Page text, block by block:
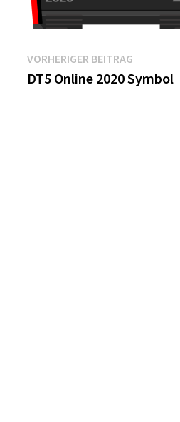
Beitragsnavigation
VORHERIGER BEITRAG
Beitrag:
DT5 Online 2020 Symbol